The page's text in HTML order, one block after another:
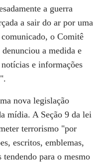
a guerra
a sair do ar por uma
o Comitê
a medida e
e informações
nova legislação
mídia. A Seção 9 da lei
terrorismo "por
escritos, emblemas,
tendendo para o mesmo